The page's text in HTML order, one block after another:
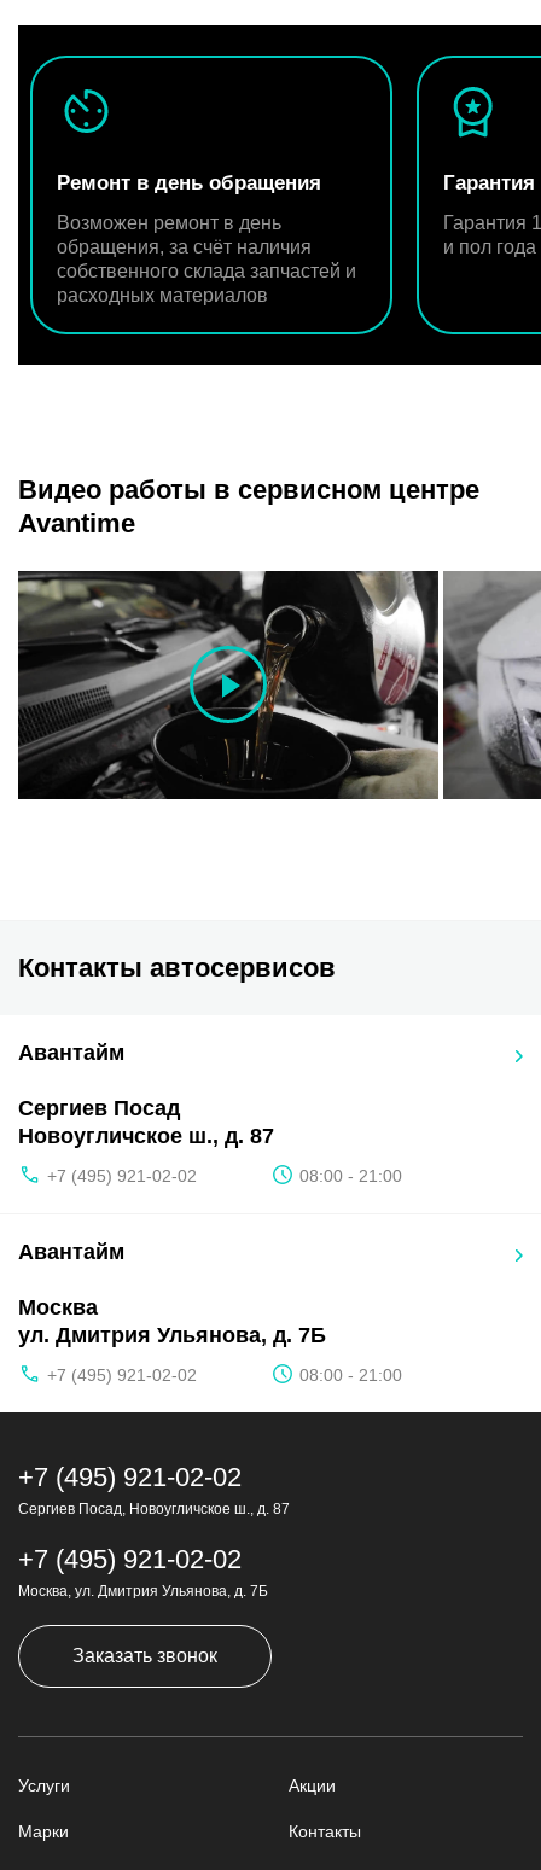
Ремонт в день обращения
Возможен ремонт в день
обращения, за счёт наличия
собственного склада запчастей и
расходных материалов
Гарантия
и пол
Видео работы в сервисном центре
Avantime
Контакты автосервисов
Авантайм
Сергиев Посад
Новоугличское ш., д. 87
+7 (495) 921-02-02 08:00 - 21:00
Авантайм
Москва
ул. Дмитрия Ульянова, д. 7Б
+7 (495) 921-02-02 08:00 - 21:00
Услуги
Марки
Акции
Контакты
+7 (495) 921-02-02
Сергиев Посад, Новоугличское ш., д. 87
+7 (495) 921-02-02
Москва, ул. Дмитрия Ульянова, д. 7Б
Заказать звонок